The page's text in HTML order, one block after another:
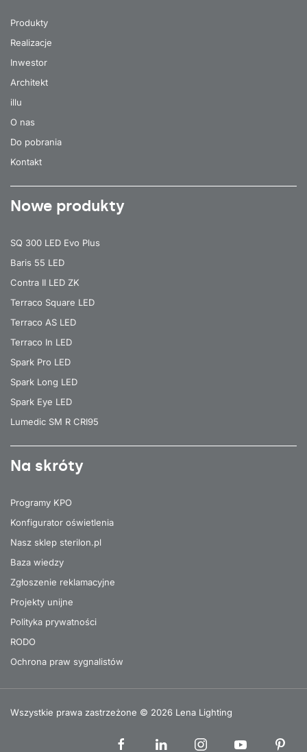
Produkty
Realizacje
Inwestor
Architekt
illu
O nas
Do pobrania
Kontakt
Nowe produkty
SQ 300 LED Evo Plus
Baris 55 LED
Contra II LED ZK
Terraco Square LED
Terraco AS LED
Terraco In LED
Spark Pro LED
Spark Long LED
Spark Eye LED
Lumedic SM R CRI95
Na skróty
Programy KPO
Konfigurator oświetlenia
Nasz sklep sterilon.pl
Baza wiedzy
Zgłoszenie reklamacyjne
Projekty unijne
Polityka prywatności
RODO
Ochrona praw sygnalistów
Wszystkie prawa zastrzeżone © 2026 Lena Lighting